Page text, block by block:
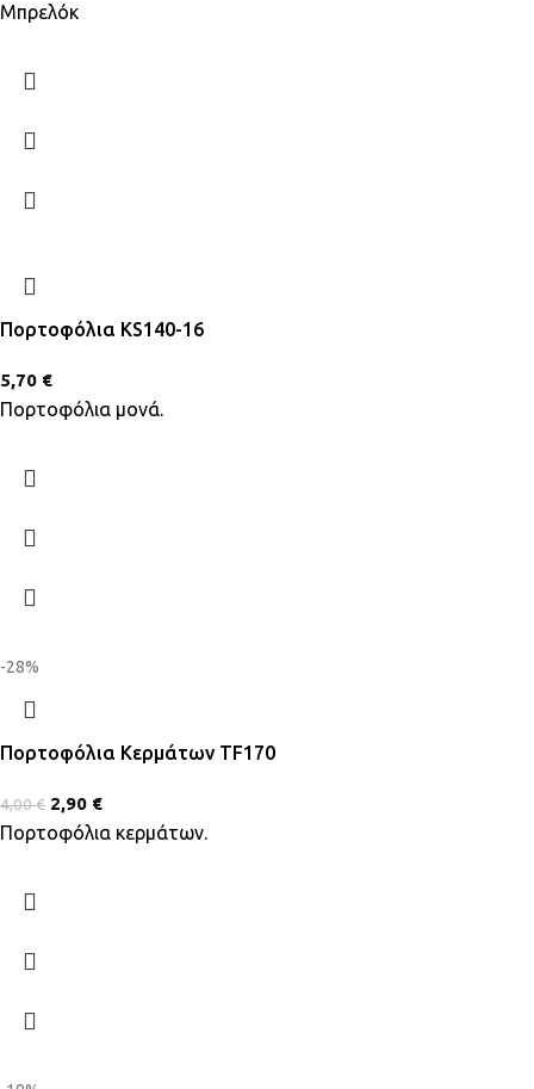
Μπρελόκ
Πορτοφόλια KS140-16
5,70 €
Πορτοφόλια μονά.
-28%
Πορτοφόλια Κερμάτων TF170
4,00€ 2,90 €
Πορτοφόλια κερμάτων.